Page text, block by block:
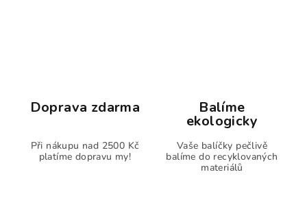
Doprava zdarma
Při nákupu nad 2500 Kč
platíme dopravu my!
Balíme
ekologicky
Vaše balíčky pečlivě
balíme do recyklovaných
materiálů